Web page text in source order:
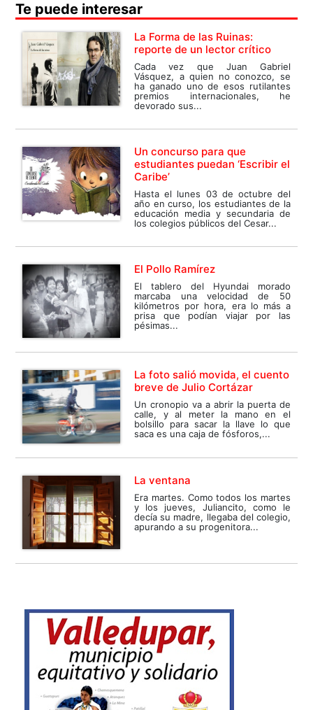
Te puede interesar
La Forma de las Ruinas:
reporte de un lector crítico
Cada vez que Juan Gabriel
Vásquez, a quien no conozco, se
ha ganado uno de esos rutilantes
premios internacionales, he
devorado sus...
Un concurso para que
estudiantes puedan ‘Escribir el
Caribe’
Hasta el lunes 03 de octubre del
año en curso, los estudiantes de la
educación media y secundaria de
los colegios públicos del Cesar...
El Pollo Ramírez
El tablero del Hyundai morado
marcaba una velocidad de 50
kilómetros por hora, era lo más a
prisa que podían viajar por las
pésimas...
La foto salió movida, el cuento
breve de Julio Cortázar
Un cronopio va a abrir la puerta de
calle, y al meter la mano en el
bolsillo para sacar la llave lo que
saca es una caja de fósforos,...
La ventana
Era martes. Como todos los martes
y los jueves, Juliancito, como le
decía su madre, llegaba del colegio,
apurando a su progenitora...